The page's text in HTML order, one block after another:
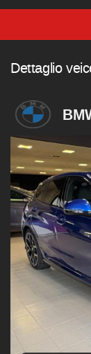
Dettaglio